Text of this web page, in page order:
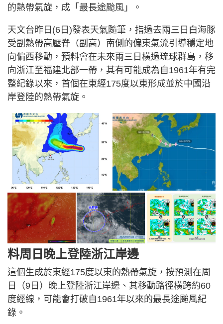
的熱帶氣旋，成「最長途颱風」。
天文台昨日(6日)發表天氣隨筆，指過去兩三日白海豚
受副熱帶高壓脊（副高）南側的偏東氣流引導穩定地
向偏西移動，預料會在未來兩三日橫過琉球群島，移
向浙江至福建北部一帶，其有可能成為自1961年有完
整紀錄以來，首個在東經175度以東形成並於中國沿
岸登陸的熱帶氣旋。
料周日晚上登陸浙江岸邊
這個生成於東經175度以東的熱帶氣旋，按預測在周
日（9日）晚上登陸浙江岸邊、其移動路徑橫跨約60
度經線，可能會打破自1961年以來的最長途颱風紀
錄。